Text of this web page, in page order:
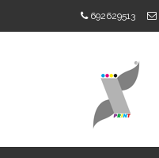
692629513